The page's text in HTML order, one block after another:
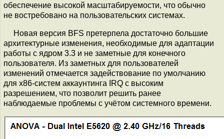
обеспечение высокой масштабируемости, что обычно
не востребовано на пользовательских системах.
Новая версия BFS претерпела достаточно большие
архитектурные изменения, необходимые для адаптации
работы с ядром 3.3 и не заметные для конечного
пользователя. Из заметных для пользователей
изменений отмечается задействование по умолчанию
для x86-систем аккаунтинга IRQ с высоким
разрешением, что позволит решить ранее
наблюдаемые проблемы с учётом системного времени.